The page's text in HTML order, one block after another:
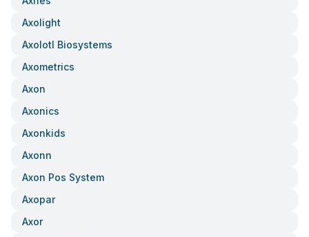
Axolight
Axolotl Biosystems
Axometrics
Axon
Axonics
Axonkids
Axonn
Axon Pos System
Axopar
Axor